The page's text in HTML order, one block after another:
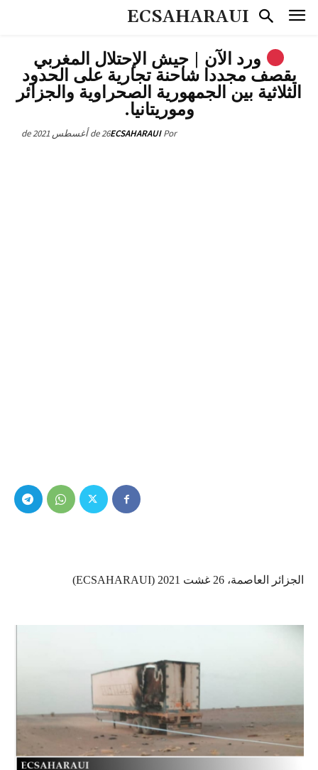
ECSAHARAUI
ورد الآن | جيش الإحتلال المغربي
يقصف مجددا شاحنة تجارية على الحدود
الثلاثية بين الجمهورية الصحراوية والجزائر
وموريتانيا.
Por
ECSAHARAUI26 de أغسطس de 2021
الجزائر العاصمة، 26 غشت 2021 (ECSAHARAUI)